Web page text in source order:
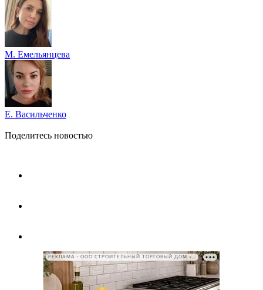
М. Емельянцева
Е. Васильченко
Поделитесь новостью
РЕКЛАМА • ООО СТРОИТЕЛЬНЫЙ ТОРГОВЫЙ ДОМ «ПЕТРОВИЧ», ИНН 7802348846